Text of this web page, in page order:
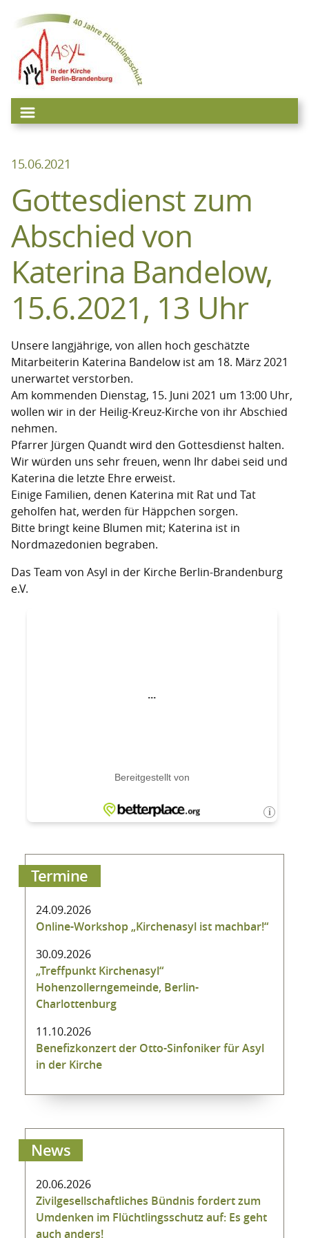
Inhalt
springen
15.06.2021
Gottesdienst zum
Abschied von
Katerina Bandelow,
15.6.2021, 13 Uhr
Unsere langjährige, von allen hoch geschätzte
Mitarbeiterin Katerina Bandelow ist am 18. März 2021
unerwartet verstorben.
Am kommenden Dienstag, 15. Juni 2021 um 13:00 Uhr,
wollen wir in der Heilig-Kreuz-Kirche von ihr Abschied
nehmen.
Pfarrer Jürgen Quandt wird den Gottesdienst halten.
Wir würden uns sehr freuen, wenn Ihr dabei seid und
Katerina die letzte Ehre erweist.
Einige Familien, denen Katerina mit Rat und Tat
geholfen hat, werden für Häppchen sorgen.
Bitte bringt keine Blumen mit; Katerina ist in
Nordmazedonien begraben.
Das Team von Asyl in der Kirche Berlin-Brandenburg
e.V.
Termine
24.09.2026
Online-Workshop „Kirchenasyl ist machbar!“
30.09.2026
„Treffpunkt Kirchenasyl“
Hohenzollerngemeinde, Berlin-
Charlottenburg
11.10.2026
Benefizkonzert der Otto-Sinfoniker für Asyl
in der Kirche
News
20.06.2026
Zivilgesellschaftliches Bündnis fordert zum
Umdenken im Flüchtlingsschutz auf: Es geht
auch anders!